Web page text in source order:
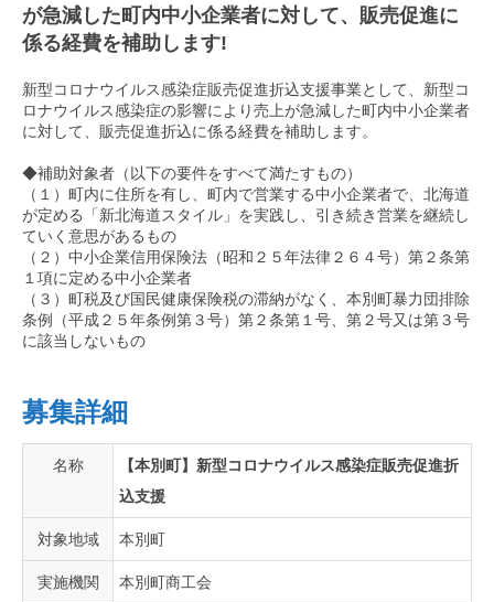
が急減した町内中小企業者に対して、販売促進に
係る経費を補助します!
新型コロナウイルス感染症販売促進折込支援事業として、新型コ
ロナウイルス感染症の影響により売上が急減した町内中小企業者
に対して、販売促進折込に係る経費を補助します。
◆補助対象者（以下の要件をすべて満たすもの）
（１）町内に住所を有し、町内で営業する中小企業者で、北海道
が定める「新北海道スタイル」を実践し、引き続き営業を継続し
ていく意思があるもの
（２）中小企業信用保険法（昭和２５年法律２６４号）第２条第
１項に定める中小企業者
（３）町税及び国民健康保険税の滞納がなく、本別町暴力団排除
条例（平成２５年条例第３号）第２条第１号、第２号又は第３号
に該当しないもの
募集詳細
名称
【本別町】新型コロナウイルス感染症販売促進折
込支援
対象地域 本別町
実施機関 本別町商工会